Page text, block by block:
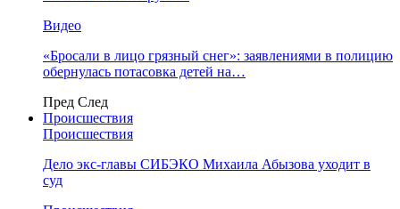
Видео
«Бросали в лицо грязный снег»: заявлениями в полицию
обернулась потасовка детей на…
Пред След
Происшествия
Происшествия
Дело экс-главы СИБЭКО Михаила Абызова уходит в
суд